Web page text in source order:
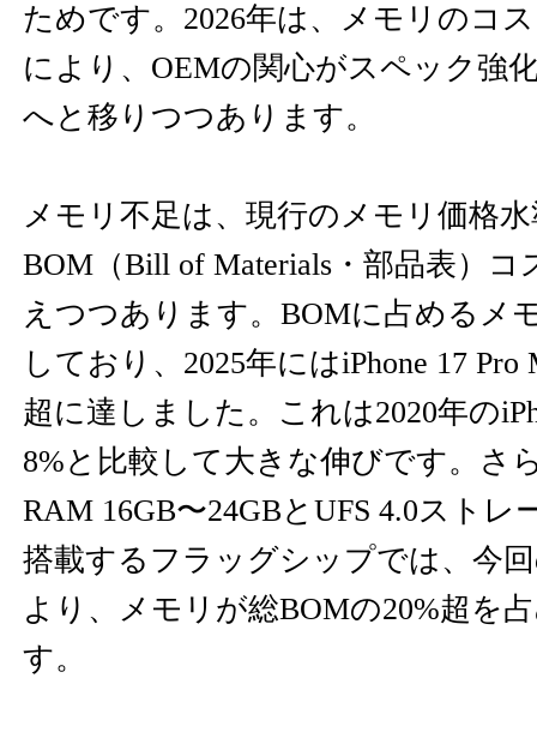
ためです。2026年は、メモリのコ
により、OEMの関心がスペック強
へと移りつつあります。
メモリ不足は、現行のメモリ価格
BOM（Bill of Materials・部品表）コ
えつつあります。BOMに占めるメ
しており、2025年にはiPhone 17 Pro
超に達しました。これは2020年の
8%と比較して大きな伸びです。さ
RAM 16GB〜24GBとUFS 4.0ストレ
搭載するフラッグシップでは、今
より、メモリが総BOMの20%超を
す。